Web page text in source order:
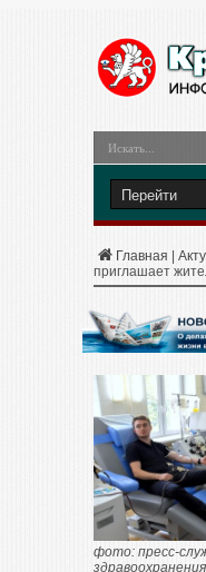
Главная
приглашает
фото: пресс-